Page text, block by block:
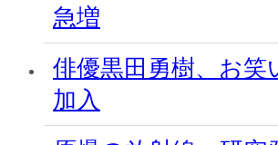
急増
俳優黒田勇樹、お笑
加入